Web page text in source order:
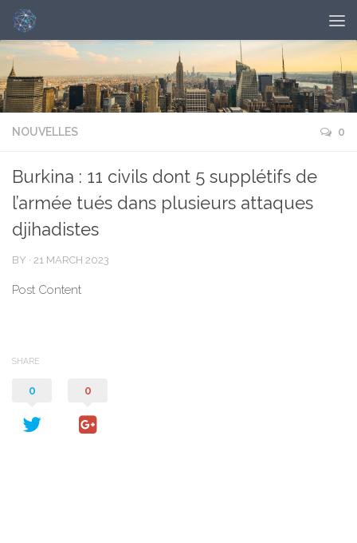
NOUVELLES 0
Burkina : 11 civils dont 5 supplétifs de
l’armée tués dans plusieurs attaques
djihadistes
BY · 21 MARCH 2023
Post Content
SHARE
0 0